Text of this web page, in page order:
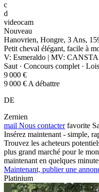
c
d
videocam
Nouveau
Hanovrien, Hongre, 3 Ans,
Petit cheval élégant, facile à
V: Esmeraldo | MV:
Saut · Concours complet ·
9 000 €
9 000 € A débattre
DE
Zernien
mail Nous contacter favorite
Insérez maintenant - simple,
Trouvez les acheteurs
plus grand marché pour le
maintenant en quelques
Maintenant, publier une
Platinium